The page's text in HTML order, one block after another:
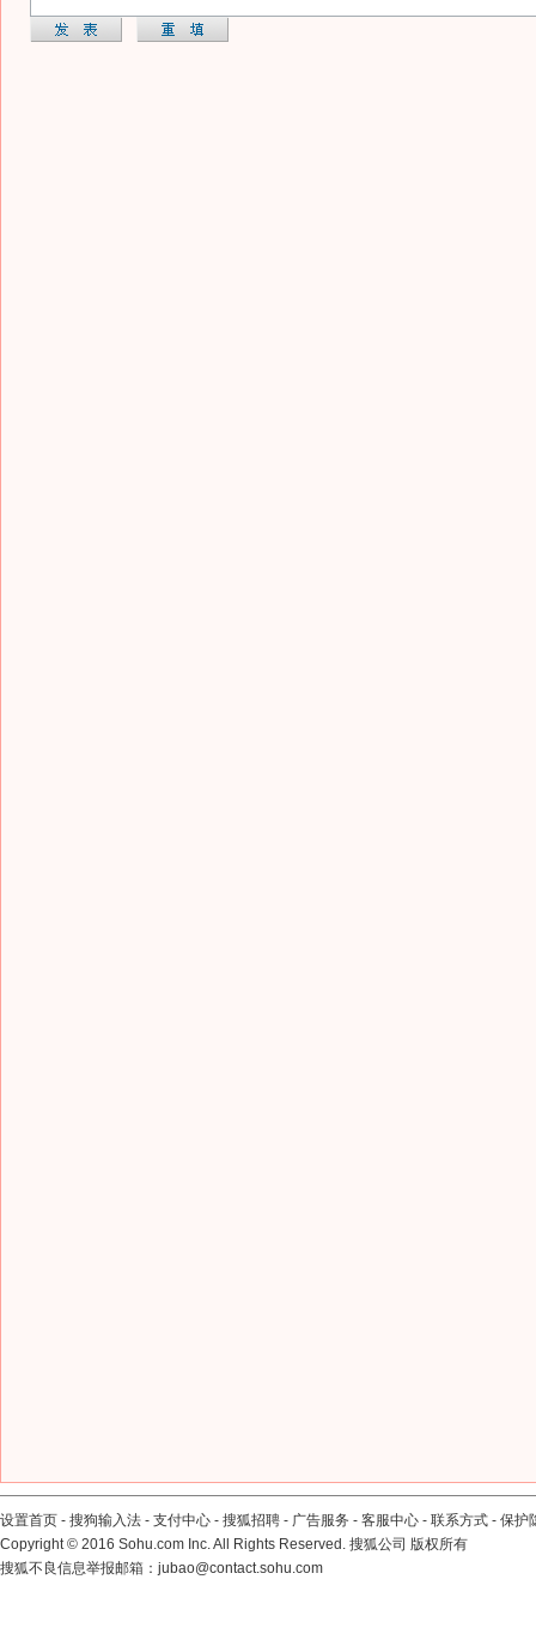
设置首页 - 搜狗输入法 - 支付中心 - 搜狐招聘 - 广告服务 - 客服中心 - 联系方式 - 保护
Copyright© 2016 Sohu.com Inc. All Rights Reserved. 搜狐公司 版权所有
搜狐不良信息举报邮箱： jubao@contact.sohu.com